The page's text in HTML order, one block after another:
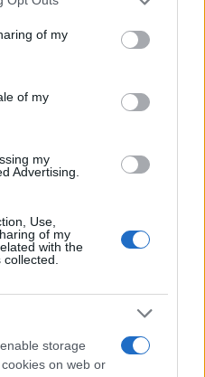
behaviour. You may click to
and its third-party tags to
purposes in below Google
of my
of my
my
Advertising.
Use,
of my
with the
storage
on web or
rendőrség
lakosságot,
otthon.
a CNN-nek azt
kísérik a
túszejtőt,
gondolja úgy,
erőszak indokolt lehet